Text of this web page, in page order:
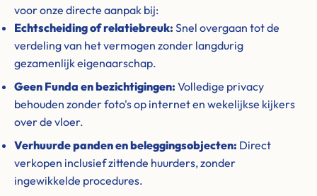
voor onze directe aanpak bij:
Echtscheiding of relatiebreuk: Snel overgaan tot de
verdeling van het vermogen zonder langdurig
gezamenlijk eigenaarschap.
Geen Funda en bezichtigingen: Volledige privacy
behouden zonder foto's op internet en wekelijkse kijkers
over de vloer.
Verhuurde panden en beleggingsobjecten: Direct
verkopen inclusief zittende huurders, zonder
ingewikkelde procedures.